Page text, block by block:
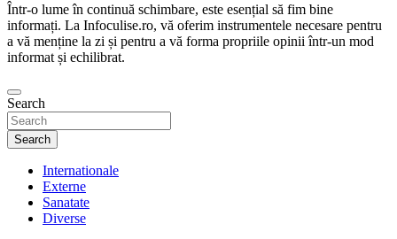
Într-o lume în continuă schimbare, este esențial să fim bine
informați. La Infoculise.ro, vă oferim instrumentele necesare pentru
a vă menține la zi și pentru a vă forma propriile opinii într-un mod
informat și echilibrat.
Search
Search
Internationale
Externe
Sanatate
Diverse